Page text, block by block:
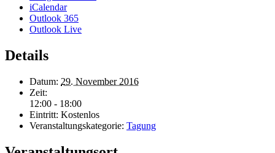
iCalendar
Outlook 365
Outlook Live
Details
Datum: 29. November 2016
Zeit:
12:00 - 18:00
Eintritt: Kostenlos
Veranstaltungskategorie: Tagung